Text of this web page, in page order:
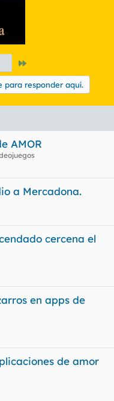
para responder aquí.
AMOR
a Mercadona.
cercena el
en apps de
de amor